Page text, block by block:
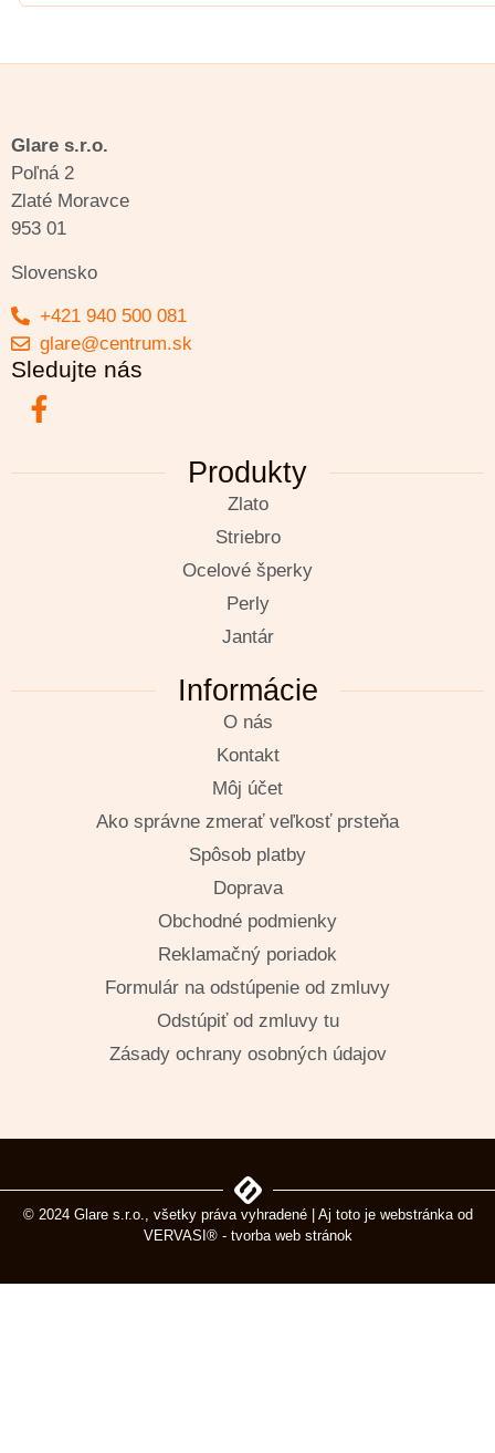
Glare s.r.o.
Poľná 2
Zlaté Moravce
953 01
Slovensko
+421 940 500 081
glare@centrum.sk
Sledujte nás
Produkty
Zlato
Striebro
Ocelové šperky
Perly
Jantár
Informácie
O nás
Kontakt
Môj účet
Ako správne zmerať veľkosť prsteňa
Spôsob platby
Doprava
Obchodné podmienky
Reklamačný poriadok
Formulár na odstúpenie od zmluvy
Odstúpiť od zmluvy tu
Zásady ochrany osobných údajov
© 2024 Glare s.r.o., všetky práva vyhradené | Aj toto je webstránka od
VERVASI® - tvorba web stránok